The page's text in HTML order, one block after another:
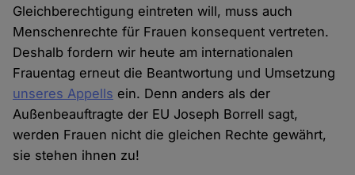
Gleichberechtigung eintreten will, muss auch
Menschenrechte für Frauen konsequent vertreten.
Deshalb fordern wir heute am internationalen
Frauentag erneut die Beantwortung und Umsetzung
unseres Appells ein. Denn anders als der
Außenbeauftragte der EU Joseph Borrell sagt,
werden Frauen nicht die gleichen Rechte gewährt,
sie stehen ihnen zu!